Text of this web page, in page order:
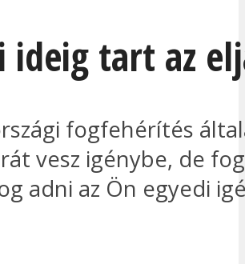
ideig tart az
fogfehérítés
vesz igénybe, de
adni az Ön egyedi